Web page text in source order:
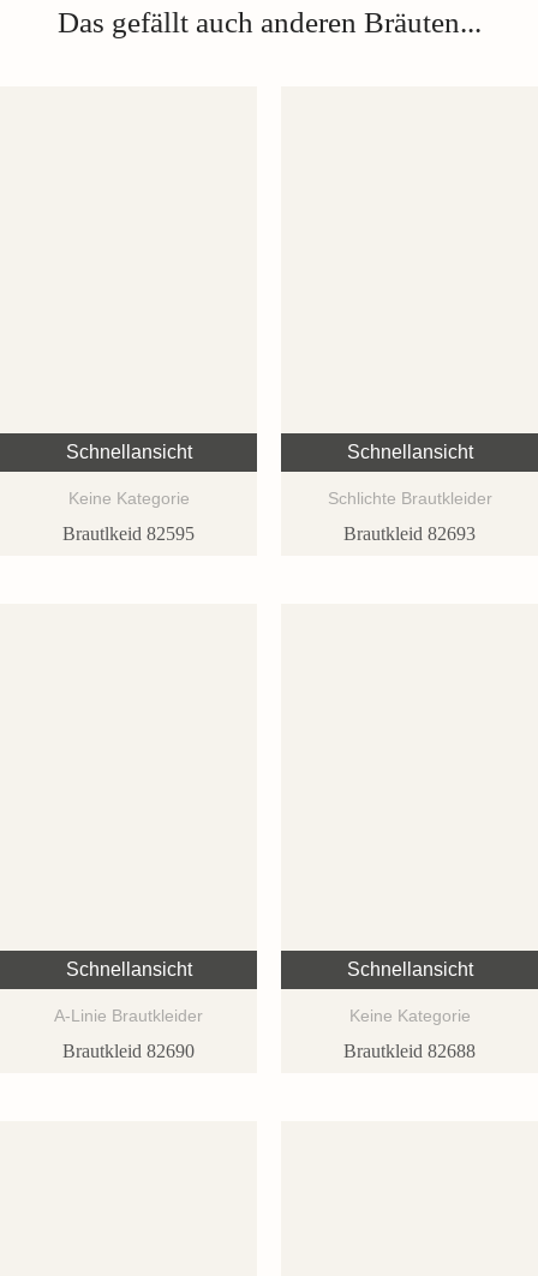
Das gefällt auch anderen Bräuten...
Schnellansicht
Keine Kategorie
Brautlkeid 82595
Schnellansicht
Schlichte Brautkleider
Brautkleid 82693
Schnellansicht
A-Linie Brautkleider
Brautkleid 82690
Schnellansicht
Keine Kategorie
Brautkleid 82688